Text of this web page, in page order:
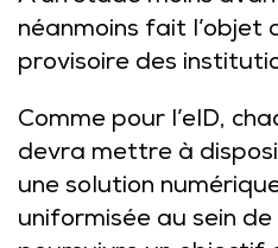
néanmoins fait l’objet
provisoire des
Comme pour l’eID,
devra mettre à
une solution
uniformisée au sein